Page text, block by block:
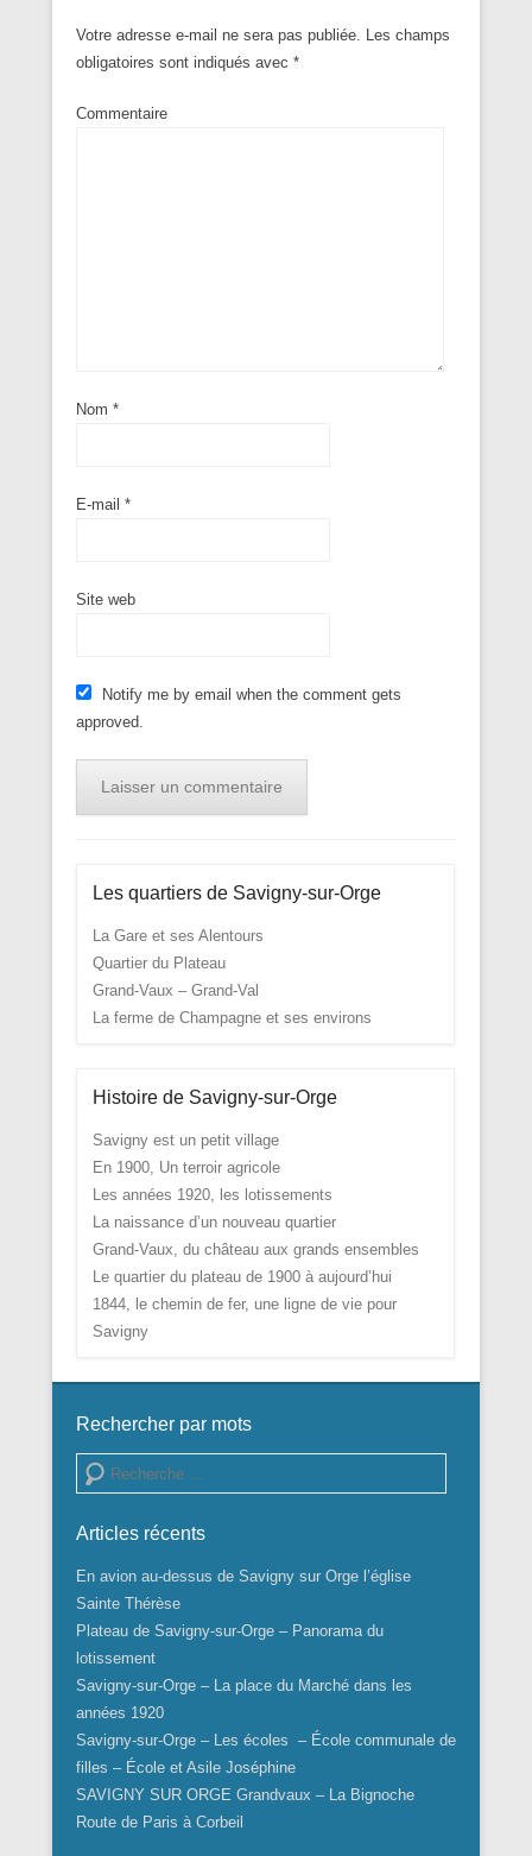
Votre adresse e-mail ne sera pas publiée. Les champs
obligatoires sont indiqués avec *
Commentaire
Nom *
E-mail *
Site web
Notify me by email when the comment gets
approved.
Les quartiers de Savigny-sur-Orge
La Gare et ses Alentours
Quartier du Plateau
Grand-Vaux – Grand-Val
La ferme de Champagne et ses environs
Histoire de Savigny-sur-Orge
Savigny est un petit village
En 1900, Un terroir agricole
Les années 1920, les lotissements
La naissance d’un nouveau quartier
Grand-Vaux, du château aux grands ensembles
Le quartier du plateau de 1900 à aujourd’hui
1844, le chemin de fer, une ligne de vie pour
Savigny
Rechercher par mots
Recherche
Articles récents
En avion au-dessus de Savigny sur Orge l’église
Sainte Thérèse
Plateau de Savigny-sur-Orge – Panorama du
lotissement
Savigny-sur-Orge – La place du Marché dans les
années 1920
Savigny-sur-Orge – Les écoles – École communale de
filles – École et Asile Joséphine
SAVIGNY SUR ORGE Grandvaux – La Bignoche
Route de Paris à Corbeil